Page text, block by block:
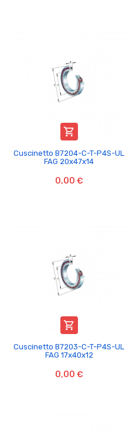

Cuscinetto B7204-C-T-P4S-UL
FAG 20x47x14
0,00 €

Cuscinetto B7203-C-T-P4S-UL
FAG 17x40x12
0,00 €